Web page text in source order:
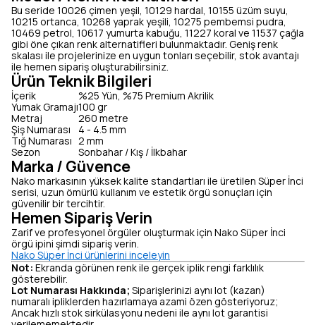
Bu seride 10026 çimen yeşil, 10129 hardal, 10155 üzüm suyu,
10215 ortanca, 10268 yaprak yeşili, 10275 pembemsi pudra,
10469 petrol, 10617 yumurta kabuğu, 11227 koral ve 11537 çağla
gibi öne çıkan renk alternatifleri bulunmaktadır. Geniş renk
skalası ile projelerinize en uygun tonları seçebilir, stok avantajı
ile hemen sipariş oluşturabilirsiniz.
Ürün Teknik Bilgileri
İçerik
%25 Yün, %75 Premium Akrilik
Yumak Gramajı100 gr
Metraj
260 metre
Şiş Numarası
4 - 4.5 mm
Tığ Numarası 2 mm
Sezon
Sonbahar / Kış / İlkbahar
Marka / Güvence
Nako markasının yüksek kalite standartları ile üretilen Süper İnci
serisi, uzun ömürlü kullanım ve estetik örgü sonuçları için
güvenilir bir tercihtir.
Hemen Sipariş Verin
Zarif ve profesyonel örgüler oluşturmak için Nako Süper İnci
örgü ipini şimdi sipariş verin.
Nako Süper İnci ürünlerini inceleyin
Not: Ekranda görünen renk ile gerçek iplik rengi farklılık
gösterebilir.
Lot Numarası Hakkında; Siparişlerinizi aynı lot (kazan)
numaralı ipliklerden hazırlamaya azami özen gösteriyoruz;
Ancak hızlı stok sirkülasyonu nedeni ile aynı lot garantisi